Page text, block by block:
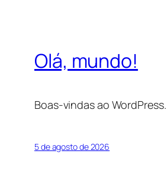
Olá, mundo!
Boas-vindas ao
5 de agosto de 2026